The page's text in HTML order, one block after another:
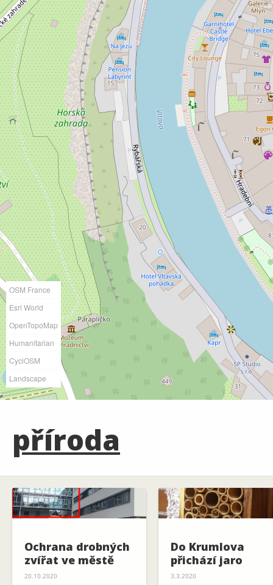
OSM France
Esri World
OpenTopoMap
Humanitarian
CyclOSM
Landscape
příroda
Ochrana drobných
zvířat ve městě
20.10.2020
Do Krumlova
přichází jaro
3.3.2020